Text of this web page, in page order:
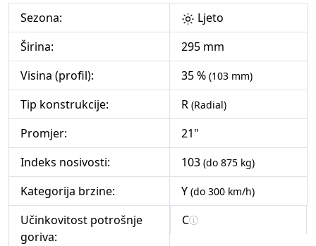
Sezona:
Ljeto
Širina:
295 mm
Visina (profil):
35 % (103 mm)
Tip konstrukcije: R (Radial)
Promjer:
21"
Indeks nosivosti:
103 (do 875 kg)
Kategorija brzine: Y (do 300 km/h)
Učinkovitost potrošnje
goriva:
C